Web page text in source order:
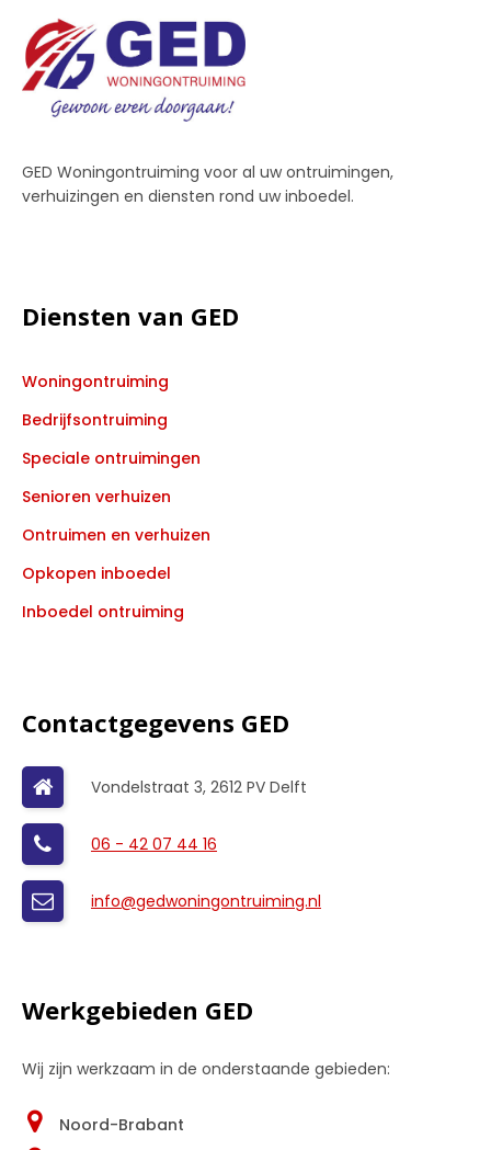
GED Woningontruiming voor al uw ontruimingen,
verhuizingen en diensten rond uw inboedel.
Diensten van GED
Woningontruiming
Bedrijfsontruiming
Speciale ontruimingen
Senioren verhuizen
Ontruimen en verhuizen
Opkopen inboedel
Inboedel ontruiming
Contactgegevens GED
Vondelstraat 3, 2612 PV Delft
06 - 42 07 44 16
info@gedwoningontruiming.nl
Werkgebieden GED
Wij zijn werkzaam in de onderstaande gebieden:
Noord-Brabant